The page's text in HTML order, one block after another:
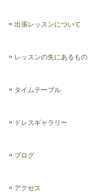
出張レッスンについて
レッスンの先にあるもの
タイムテーブル
ドレスギャラリー
ブログ
アクセス